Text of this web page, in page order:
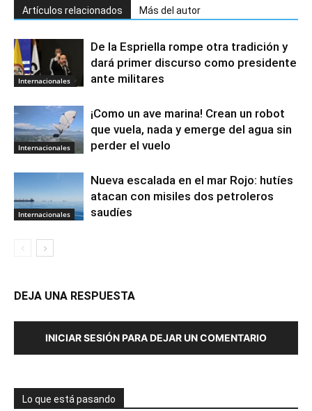
Artículos relacionados Más del autor
Internacionales
De la Espriella rompe otra tradición y
dará primer discurso como presidente
ante militares
Internacionales
¡Como un ave marina! Crean un robot
que vuela, nada y emerge del agua sin
perder el vuelo
Internacionales
Nueva escalada en el mar Rojo: hutíes
atacan con misiles dos petroleros
saudíes
DEJA UNA RESPUESTA
INICIAR SESIÓN PARA DEJAR UN COMENTARIO
Lo que está pasando